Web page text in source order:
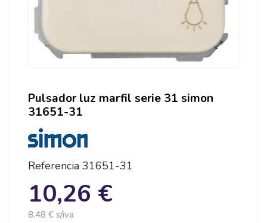
Pulsador luz marfil serie 31 simon
31651-31
Referencia 31651-31
10,26 €
8,48 € s/iva